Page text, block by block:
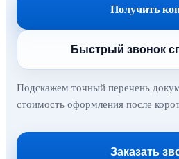
Получить
Быстрый звонок
Подскажем точный перечень
стоимость оформления после
Заказать